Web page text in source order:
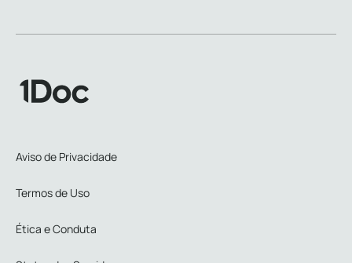
Aviso de Privacidade
Termos de Uso
Ética e Conduta